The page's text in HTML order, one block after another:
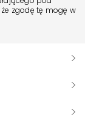
zgodę tę mogę w